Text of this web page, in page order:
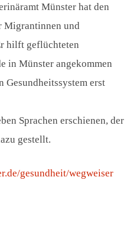
Münster hat den
Migrantinnen und
hilft geflüchteten
in Münster angekommen
Gesundheitssystem erst
Sprachen erschienen, der
gestellt.
gesundheit/wegweiser